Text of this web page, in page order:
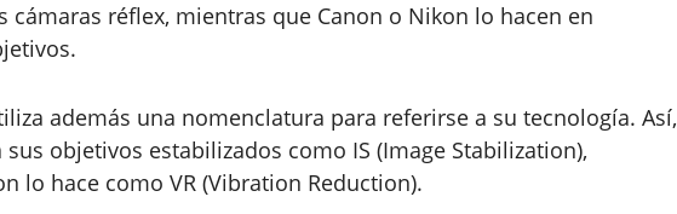
cámaras réflex, mientras que Canon o Nikon lo hacen en
además una nomenclatura para referirse a su tecnología. Así,
sus objetivos estabilizados como IS (Image Stabilization),
lo hace como VR (Vibration Reduction).